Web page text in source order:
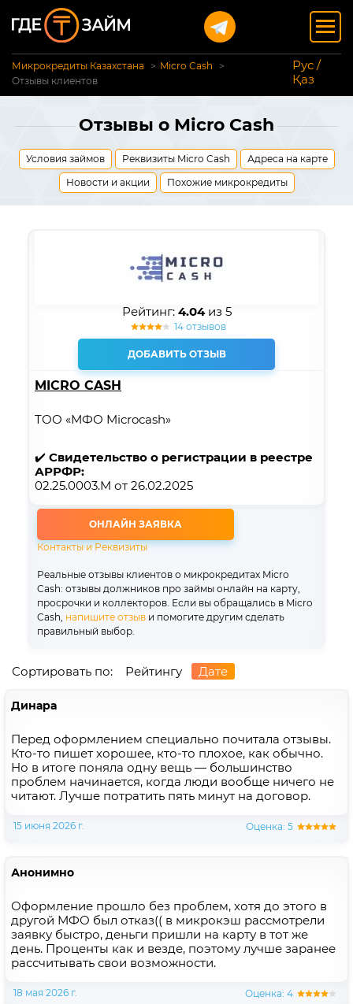
Микрокредиты Казахстана
Micro Cash
Отзывы клиентов
Рус /
Қаз
Отзывы о Micro Cash
Условия займов Реквизиты Micro Cash
Адреса на карте
Новости и акции
Похожие микрокредиты
Рейтинг: 4.04из 5
14 отзывов
ДОБАВИТЬ ОТЗЫВ
MICRO CASH
ТОО «МФО Microcash»
✔️ Свидетельство о регистрации в реестре
АРРФР:
02.25.0003.M от 26.02.2025
ОНЛАЙН ЗАЯВКА
Контакты и Реквизиты
Реальные отзывы клиентов о микрокредитах Micro
Cash: отзывы должников про займы онлайн на карту,
просрочки и коллекторов. Если вы обращались в Micro
Cash, напишите отзыв и помогите другим сделать
правильный выбор.
Сортировать по: Рейтингу Дате
Динара
Перед оформлением специально почитала отзывы.
Кто-то пишет хорошее, кто-то плохое, как обычно.
Но в итоге поняла одну вещь — большинство
проблем начинается, когда люди вообще ничего не
читают. Лучше потратить пять минут на договор.
15 июня 2026 г. Оценка: 5
Анонимно
Оформление прошло без проблем, хотя до этого в
другой МФО был отказ(( в микрокэш рассмотрели
заявку быстро, деньги пришли на карту в тот же
день. Проценты как и везде, поэтому лучше заранее
рассчитывать свои возможности.
18 мая 2026 г. Оценка: 4